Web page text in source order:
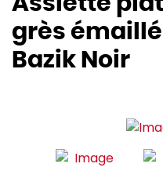
grès
Bazik Noir